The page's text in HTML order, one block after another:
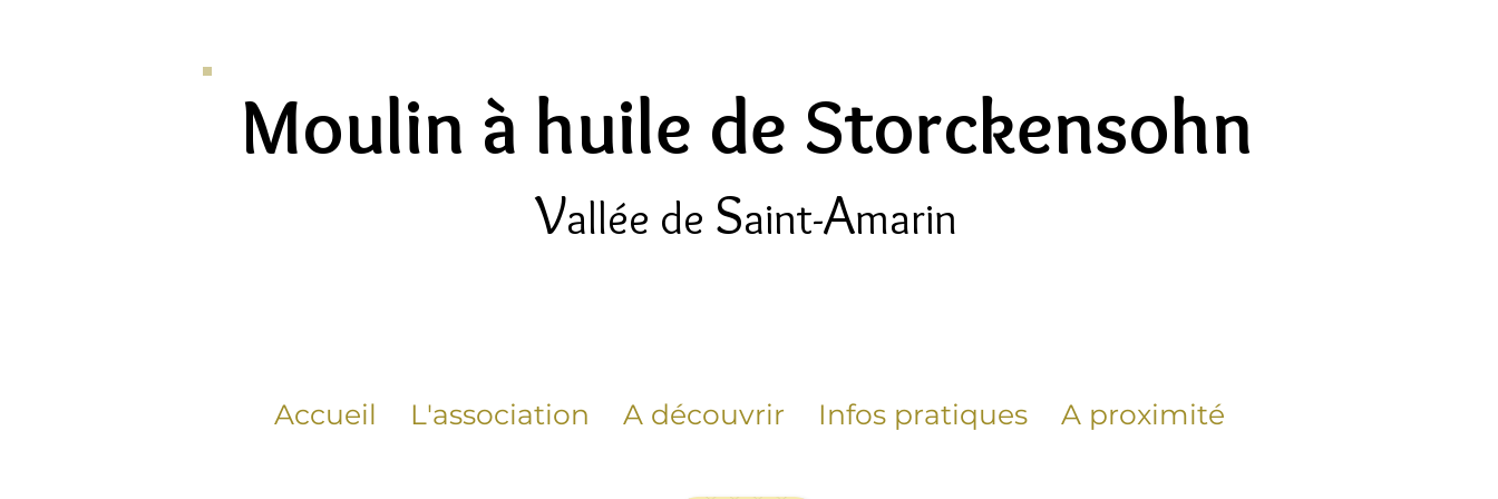
Moulin à huile de Storckensohn
Vallée de Saint-Amarin
Accueil L'association A découvrir Infos pratiques A proximité